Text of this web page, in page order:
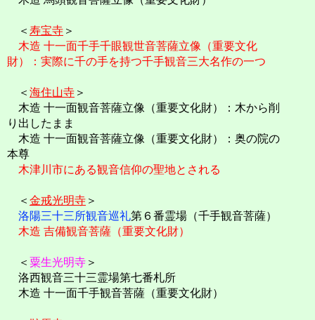
＜ 寿宝寺 ＞
木造 十一面千手千眼観世音菩薩立像（重要文化
財）：実際に千の手を持つ千手観音三大名作の一つ
＜ 海住山寺 ＞
木造 十一面観音菩薩立像（重要文化財）：木から削
り出したまま
木造 十一面観音菩薩立像（重要文化財）：奥の院の
本尊
木津川市にある観音信仰の聖地とされる
＜ 金戒光明寺 ＞
洛陽三十三所観音巡礼第６番霊場（千手観音菩薩）
木造 吉備観音菩薩（重要文化財）
＜ 粟生光明寺 ＞
洛西観音三十三霊場第七番札所
木造 十一面千手観音菩薩（重要文化財）